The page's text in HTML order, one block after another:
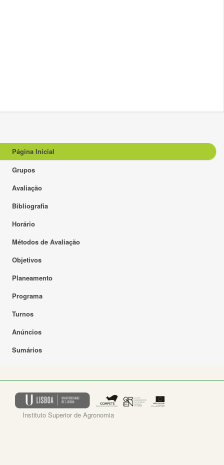
Página Inicial
Grupos
Avaliação
Bibliografia
Horário
Métodos de Avaliação
Objetivos
Planeamento
Programa
Turnos
Anúncios
Sumários
Instituto Superior de Agronomia